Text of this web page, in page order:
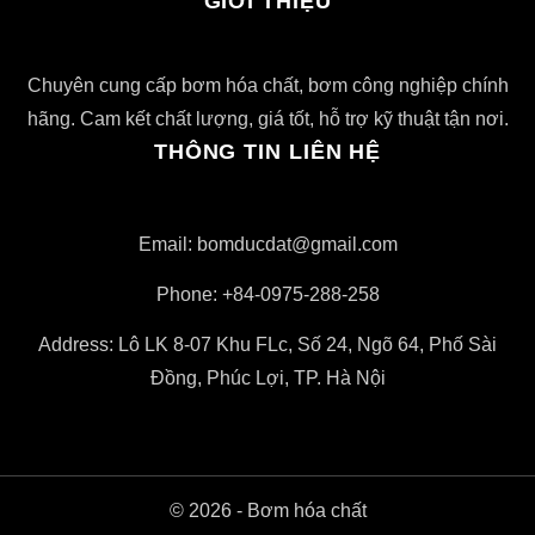
Chuyên cung cấp bơm hóa chất, bơm công nghiệp chính
hãng. Cam kết chất lượng, giá tốt, hỗ trợ kỹ thuật tận nơi.
THÔNG TIN LIÊN HỆ
Email: bomducdat@gmail.com
Phone: +84-0975-288-258
Address: Lô LK 8-07 Khu FLc, Số 24, Ngõ 64, Phố Sài
Đồng, Phúc Lợi, TP. Hà Nội
© 2026 - Bơm hóa chất